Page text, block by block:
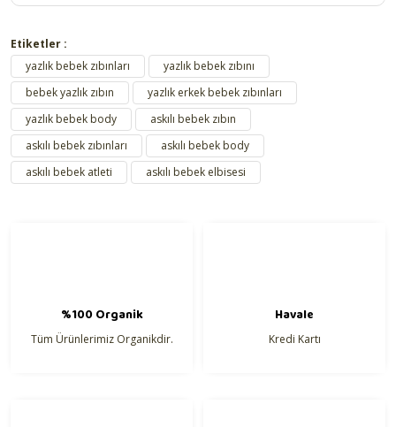
konularda yetersiz gördüğünüz noktaları öneri formunu kullanarak
tarafımıza iletebilirsiniz.
Görüş ve önerileriniz için teşekkür ederiz.
Ürün resmi kalitesiz, bozuk veya görüntülenemiyor.
Ürün açıklamasında eksik bilgiler bulunuyor.
Etiketler :
yazlık bebek zıbınları
yazlık bebek zıbını
bebek yazlık zıbın
yazlık erkek bebek zıbınları
yazlık bebek body
askılı bebek zıbın
askılı bebek zıbınları
askılı bebek body
askılı bebek atleti
askılı bebek elbisesi
%100 Organik
Tüm Ürünlerimiz Organikdir.
Havale
Kredi Kartı